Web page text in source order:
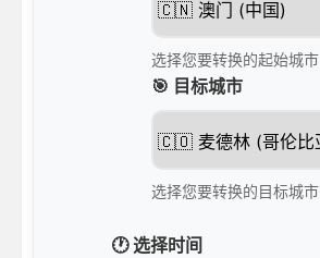
选择您要转换的起始城市
🎯 目标城市
选择您要转换的目标城市
🕐 选择时间